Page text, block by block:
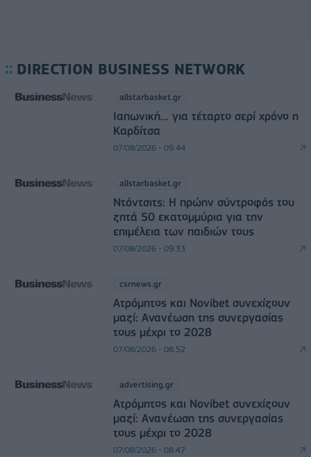
DIRECTION BUSINESS NETWORK
allstarbasket.gr
Ιαπωνική... για τέταρτο σερί χρόνο η
Καρδίτσα
07/08/2026 - 09:44
allstarbasket.gr
Ντόντσιτς: Η πρώην σύντροφός του
ζητά 50 εκατομμύρια για την
επιμέλεια των παιδιών τους
07/08/2026 - 09:33
csrnews.gr
Ατρόμητος και Novibet συνεχίζουν
μαζί: Ανανέωση της συνεργασίας
τους μέχρι το 2028
07/08/2026 - 08:52
advertising.gr
Ατρόμητος και Novibet συνεχίζουν
μαζί: Ανανέωση της συνεργασίας
τους μέχρι το 2028
07/08/2026 - 08:47